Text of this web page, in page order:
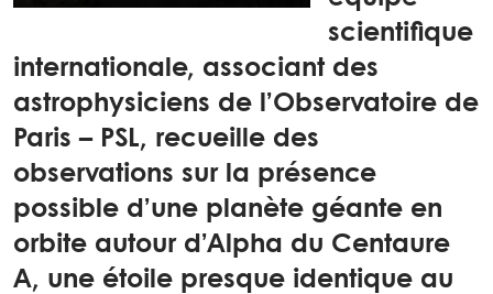
scientifique
internationale, associant des
astrophysiciens de l’Observatoire de
Paris – PSL, recueille des
observations sur la présence
possible d’une planète géante en
orbite autour d’Alpha du Centaure
A, une étoile presque identique au